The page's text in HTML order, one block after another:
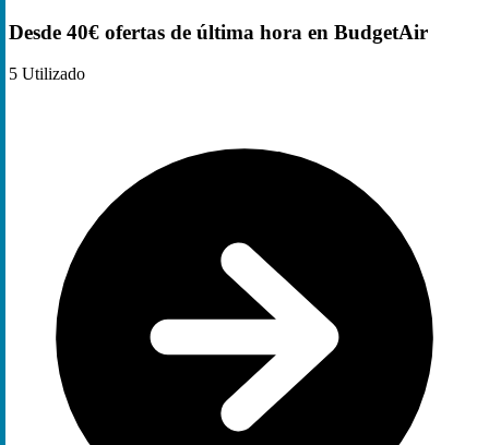
Desde 40€ ofertas de última hora en BudgetAir
5 Utilizado